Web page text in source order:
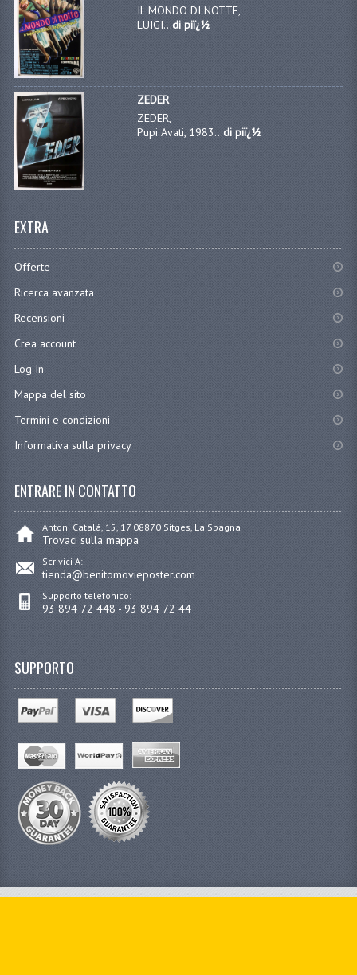
IL MONDO DI NOTTE,
LUIGI...di piï¿½
ZEDER
ZEDER,
Pupi Avati, 1983...di piï¿½
EXTRA
Offerte
Ricerca avanzata
Recensioni
Crea account
Log In
Mappa del sito
Termini e condizioni
Informativa sulla privacy
ENTRARE IN CONTATTO
Antoni Catalá, 15, 17 08870 Sitges, La Spagna
Trovaci sulla mappa
Scrivici A:
tienda@benitomovieposter.com
Supporto telefonico:
93 894 72 448 - 93 894 72 44
SUPPORTO